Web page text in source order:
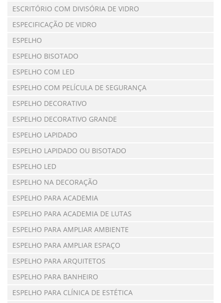
ESCRITÓRIO COM DIVISÓRIA DE VIDRO
ESPECIFICAÇÃO DE VIDRO
ESPELHO
ESPELHO BISOTADO
ESPELHO COM LED
ESPELHO COM PELÍCULA DE SEGURANÇA
ESPELHO DECORATIVO
ESPELHO DECORATIVO GRANDE
ESPELHO LAPIDADO
ESPELHO LAPIDADO OU BISOTADO
ESPELHO LED
ESPELHO NA DECORAÇÃO
ESPELHO PARA ACADEMIA
ESPELHO PARA ACADEMIA DE LUTAS
ESPELHO PARA AMPLIAR AMBIENTE
ESPELHO PARA AMPLIAR ESPAÇO
ESPELHO PARA ARQUITETOS
ESPELHO PARA BANHEIRO
ESPELHO PARA CLÍNICA DE ESTÉTICA